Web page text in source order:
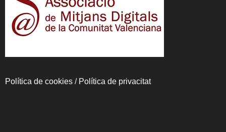
Política de cookies / Política de privacitat